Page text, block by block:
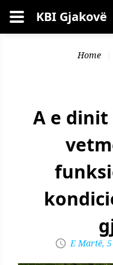
Kërko KBI Gjakovë
Home
A e dinit
E Martë,